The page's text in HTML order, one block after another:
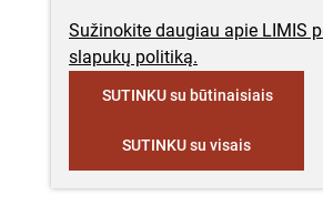
Sužinokite daugiau apie LIMIS
slapukų politiką.
SUTINKU su būtinaisiais
SUTINKU su visais